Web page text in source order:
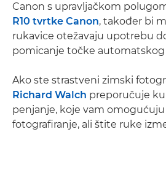
Canon s upravljačkom
R10 tvrtke Canon, također bi
rukavice otežavaju upotrebu
pomicanje točke automatskog
Ako ste strastveni zimski
Richard Walch preporučuje
penjanje, koje vam
fotografiranje, ali štite ruke